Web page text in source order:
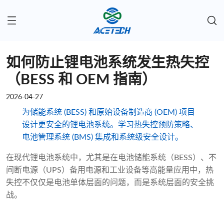
如何防止锂电池系统发生热失控
（BESS 和 OEM 指南）
2026-04-27
为储能系统 (BESS) 和原始设备制造商 (OEM) 项目
设计更安全的锂电池系统。学习热失控预防策略、
电池管理系统 (BMS) 集成和系统级安全设计。
在现代锂电池系统中，尤其是在电池储能系统（BESS）、不
间断电源（UPS）备用电源和工业设备等高能量应用中，热
失控不仅仅是电池单体层面的问题，而是系统层面的安全挑
战。